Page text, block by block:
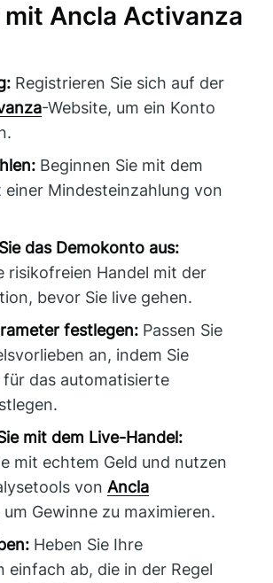
mit Ancla Activanza
Registrieren Sie sich auf der
-Website, um ein Konto
Beginnen Sie mit dem
einer Mindesteinzahlung von
das Demokonto aus:
risikofreien Handel mit der
bevor Sie live gehen.
festlegen: Passen Sie
an, indem Sie
für das automatisierte
mit dem Live-Handel:
mit echtem Geld und nutzen
vonAncla
um Gewinne zu maximieren.
Heben Sie Ihre
einfach ab, die in der Regel